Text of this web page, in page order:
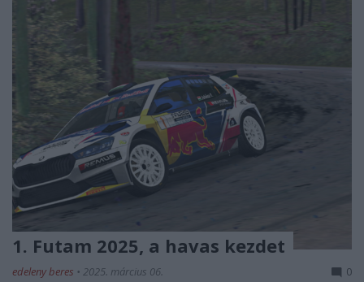
1. Futam 2025, a havas kezdet
edeleny beres • 2025. március 06. 0